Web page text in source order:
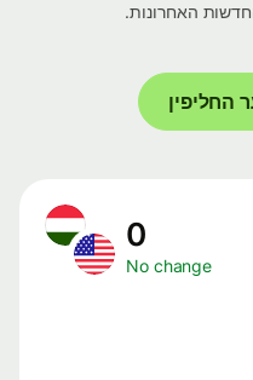
האחרונות.
No change